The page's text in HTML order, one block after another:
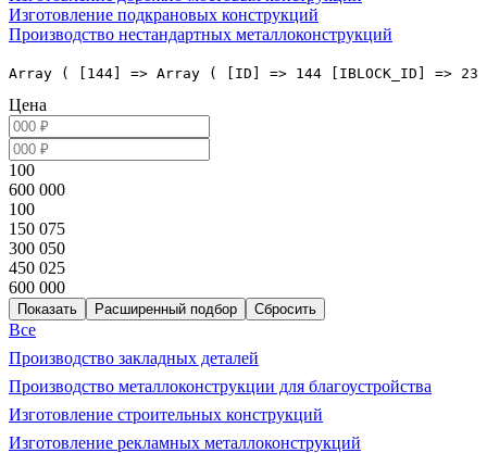
Изготовление подкрановых конструкций
Производство нестандартных металлоконструкций
Array ( [144] => Array ( [ID] => 144 [IBLOCK_ID] => 23
Цена
100
600 000
100
150 075
300 050
450 025
600 000
Расширенный подбор
Все
Производство закладных деталей
Производство металлоконструкции для благоустройства
Изготовление строительных конструкций
Изготовление рекламных металлоконструкций